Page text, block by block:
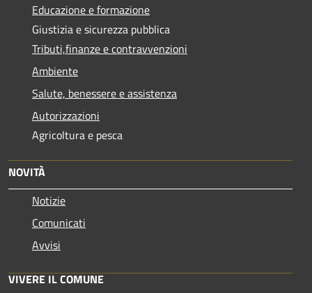
Educazione e formazione
Giustizia e sicurezza pubblica
Tributi,finanze e contravvenzioni
Ambiente
Salute, benessere e assistenza
Autorizzazioni
Agricoltura e pesca
NOVITÀ
Notizie
Comunicati
Avvisi
VIVERE IL COMUNE